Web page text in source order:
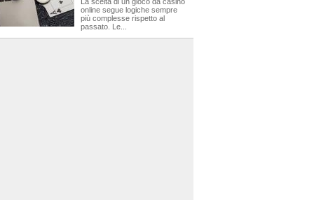
online segue logiche sempre
più complesse rispetto al
passato. Le...